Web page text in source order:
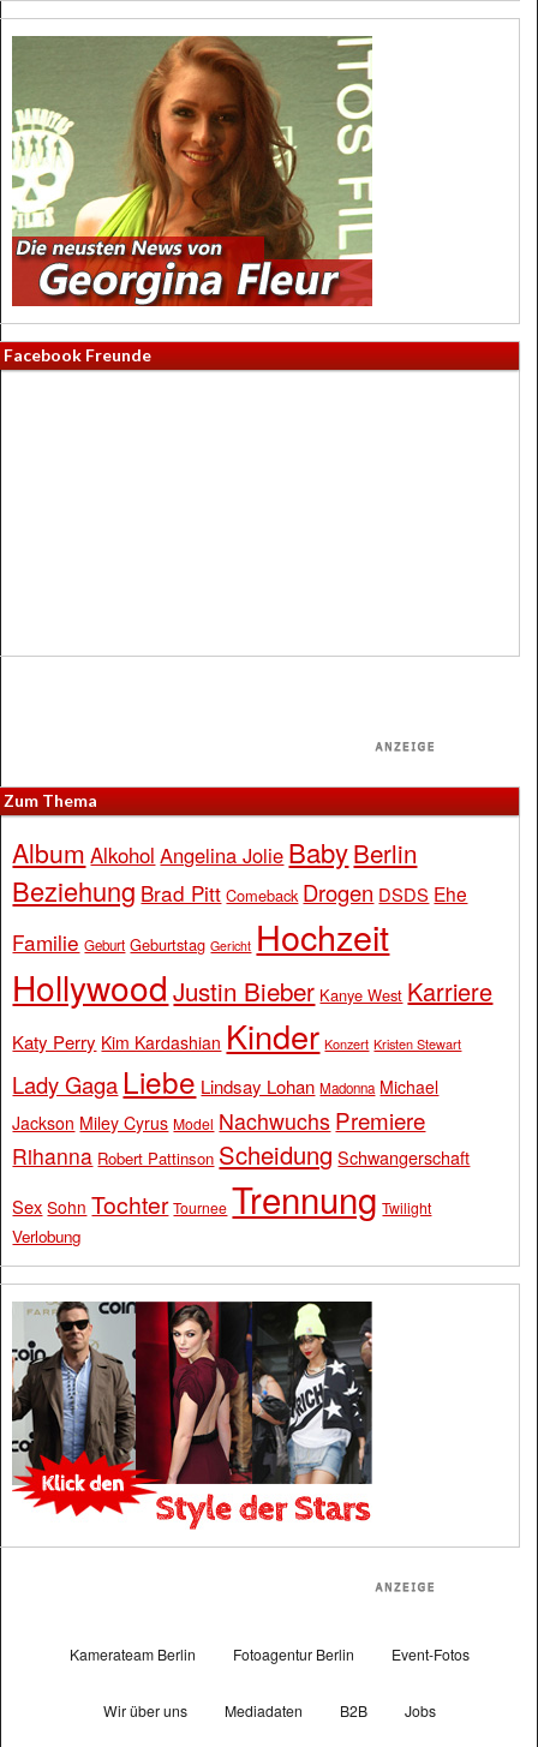
Facebook Freunde
Zum Thema
Album Alkohol Angelina Jolie BabyBerlin
Beziehung Brad Pitt Comeback Drogen DSDS Ehe
Familie Geburt Geburtstag Gericht Hochzeit
Hollywood Justin Bieber Kanye West Karriere
Katy Perry Kim Kardashian Kinder Konzert Kristen Stewart
Lady Gaga Liebe Lindsay Lohan Madonna Michael
Jackson Miley Cyrus Model Nachwuchs Premiere
Rihanna Robert Pattinson Scheidung Schwangerschaft
Sex Sohn Tochter Tournee Trennung Twilight
Verlobung
Kamerateam Berlin Fotoagentur Berlin Event-Fotos
Wir über uns Mediadaten B2B Jobs